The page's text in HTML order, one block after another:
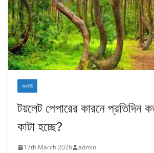
অফবিট
টয়লেট পেপারের কারনে প্রতিদিন
কাটা হচ্ছে?
17th March 2026 admin